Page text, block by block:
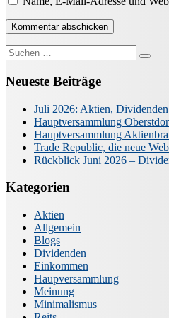
Suche
nach:
Neueste Beiträge
Juli 2026: Aktien,
Hauptversammlung
Hauptversammlung
Trade Republic, die neue
Rückblick Juni 2026 –
Kategorien
Aktien
Allgemein
Blogs
Dividenden
Einkommen
Haupversammlung
Meinung
Minimalismus